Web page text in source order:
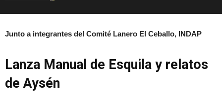
Junto a integrantes del Comité Lanero El Ceballo, INDAP
Lanza Manual de Esquila y relatos
de Aysén